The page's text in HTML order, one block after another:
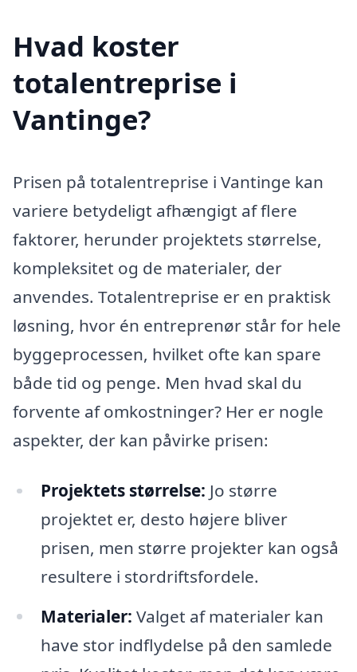
Hvad koster
totalentreprise i
Vantinge?
Prisen på totalentreprise i Vantinge kan
variere betydeligt afhængigt af flere
faktorer, herunder projektets størrelse,
kompleksitet og de materialer, der
anvendes. Totalentreprise er en praktisk
løsning, hvor én entreprenør står for hele
byggeprocessen, hvilket ofte kan spare
både tid og penge. Men hvad skal du
forvente af omkostninger? Her er nogle
aspekter, der kan påvirke prisen:
Projektets størrelse: Jo større
projektet er, desto højere bliver
prisen, men større projekter kan også
resultere i stordriftsfordele.
Materialer: Valget af materialer kan
have stor indflydelse på den samlede